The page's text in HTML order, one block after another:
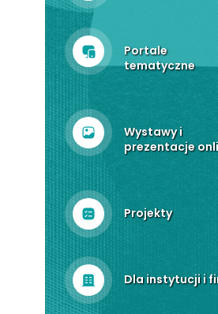
Portale
tematyczne
Wystawy i
prezentacje
Projekty
Dla instytucji i